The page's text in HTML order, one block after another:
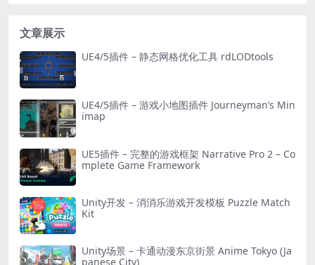
文章展示
UE4/5插件 – 静态网格优化工具 rdLODtools
UE4/5插件 – 游戏小地图插件 Journeyman’s Min
imap
UE5插件 – 完整的游戏框架 Narrative Pro 2 – Co
mplete Game Framework
Unity开发 – 消消乐游戏开发模板 Puzzle Match
Kit
Unity场景 – 卡通动漫东京街景 Anime Tokyo (Ja
panese City)